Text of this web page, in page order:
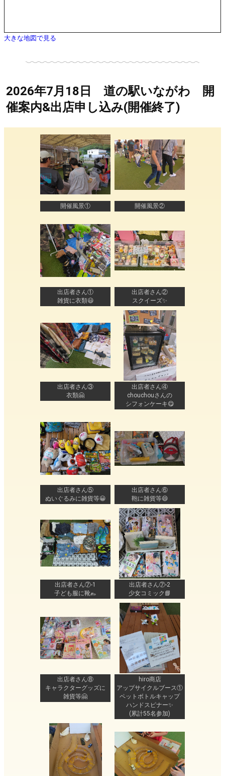
大きな地図で見る
2026年7月18日 道の駅いながわ 開
催案内&出店申し込み(開催終了)
開催風景① 開催風景②
出店者さん①
雑貨に衣類😃
出店者さん②
スクイーズ✨
出店者さん③
衣類🤗
出店者さん④
chouchouさんの
シフォンケーキ😋
出店者さん⑤
ぬいぐるみに雑貨等😀
出店者さん⑥
鞄に雑貨等😄
出店者さん⑦-1
子ども服に靴👞
出店者さん⑦-2
少女コミック📘
出店者さん⑧
キャラクターグッズに
雑貨等🤗
hiro商店
アップサイクルブース①
ペットボトルキャップ
ハンドスピナー✨
(累計55名参加)